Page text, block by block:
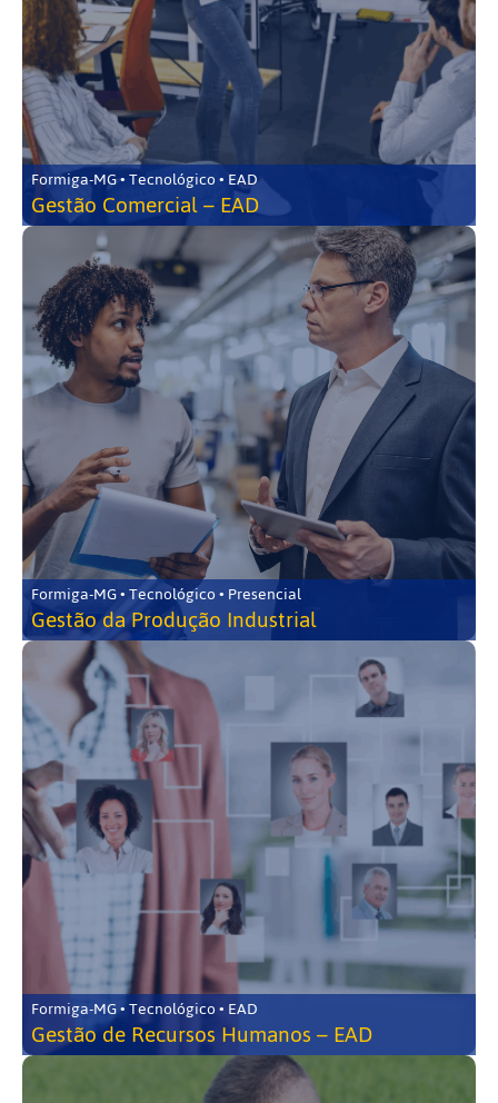
Formiga-MG • Tecnológico • EAD
Gestão Comercial – EAD
Formiga-MG • Tecnológico • Presencial
Gestão da Produção Industrial
Formiga-MG • Tecnológico • EAD
Gestão de Recursos Humanos – EAD